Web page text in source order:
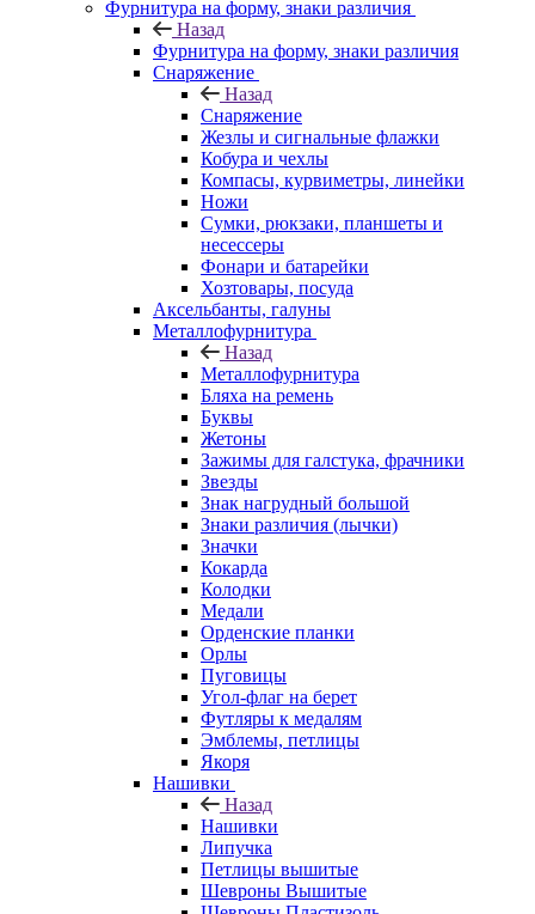
Фурнитура на форму, знаки различия
Назад
Фурнитура на форму, знаки различия
Снаряжение
Назад
Снаряжение
Жезлы и сигнальные флажки
Кобура и чехлы
Компасы, курвиметры, линейки
Ножи
Сумки, рюкзаки, планшеты и
несессеры
Фонари и батарейки
Хозтовары, посуда
Аксельбанты, галуны
Металлофурнитура
Назад
Металлофурнитура
Бляха на ремень
Буквы
Жетоны
Зажимы для галстука, фрачники
Звезды
Знак нагрудный большой
Знаки различия (лычки)
Значки
Кокарда
Колодки
Медали
Орденские планки
Орлы
Пуговицы
Угол-флаг на берет
Футляры к медалям
Эмблемы, петлицы
Якоря
Нашивки
Назад
Нашивки
Липучка
Петлицы вышитые
Шевроны Вышитые